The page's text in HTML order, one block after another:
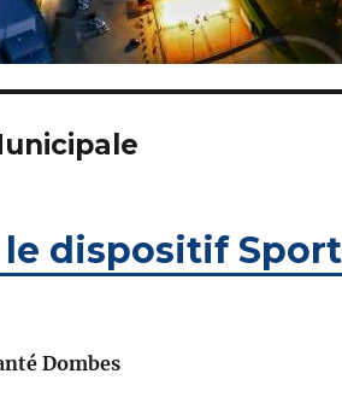
dispositif
Dombes